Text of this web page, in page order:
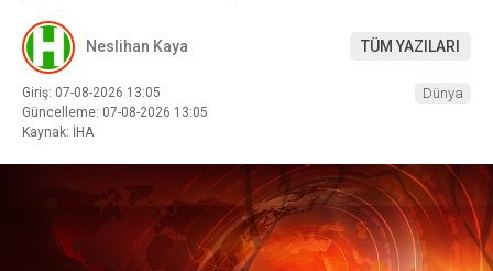
Neslihan Kaya TÜM YAZILARI
Giriş: 07-08-2026 13:05
Güncelleme: 07-08-2026 13:05
Kaynak: İHA
Dünya